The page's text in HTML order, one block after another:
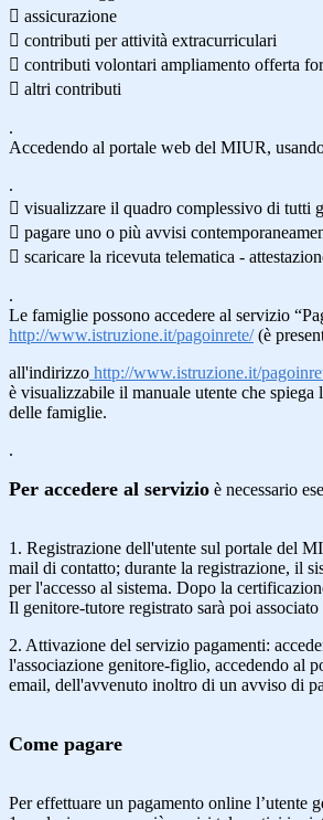
 assicurazione
 contributi per attività extracurriculari
 contributi volontari ampliamento offerta
 altri contributi
.
Accedendo al portale web del MIUR,
.
 visualizzare il quadro complessivo di tutti
 pagare uno o più avvisi
 scaricare la ricevuta telematica -
.
Le famiglie possono accedere al servizio
http://www.istruzione.it/pagoinrete/(è
all'indirizzo http://www.istruzione.it/
è visualizzabile il manuale utente che
delle famiglie.
.
Per accedere al servizio è necessario
1. Registrazione dell'utente sul portale del
mail di contatto; durante la registrazione, il
per l'accesso al sistema. Dopo la
Il genitore-tutore registrato sarà poi
2. Attivazione del servizio pagamenti:
l'associazione genitore-figlio, accedendo al
email, dell'avvenuto inoltro di un avviso di
Come pagare
Per effettuare un pagamento online l’utente